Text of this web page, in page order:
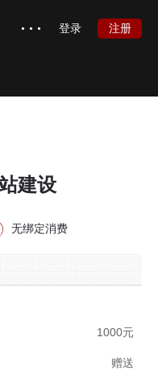
登录 注册
建设
无绑定消费
1000元
赠送